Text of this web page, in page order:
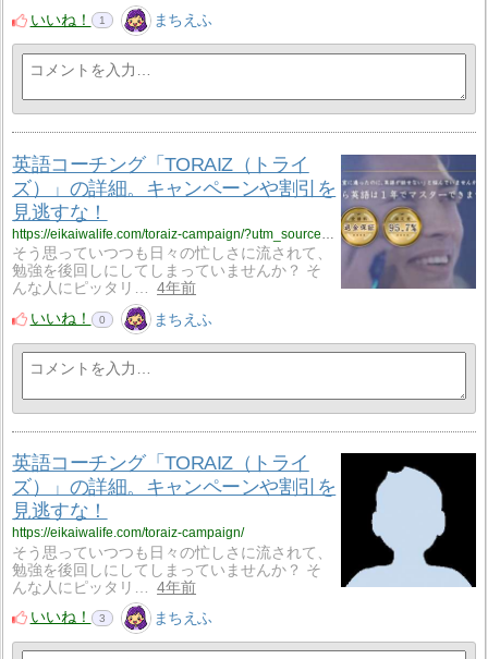
いいね！
1 まちえふ
英語コーチング「TORAIZ（トライ
ズ）」の詳細。キャンペーンや割引を
見逃すな！
https://eikaiwalife.com/toraiz-campaign/?utm_source=rss&utm_medium=rss&utm_campaign=toraiz-campaign
そう思っていつつも日々の忙しさに流されて、
勉強を後回しにしてしまっていませんか？ そ
んな人にピッタリ…
4年前
いいね！
0 まちえふ
英語コーチング「TORAIZ（トライ
ズ）」の詳細。キャンペーンや割引を
見逃すな！
https://eikaiwalife.com/toraiz-campaign/
そう思っていつつも日々の忙しさに流されて、
勉強を後回しにしてしまっていませんか？ そ
んな人にピッタリ…
4年前
いいね！
3 まちえふ